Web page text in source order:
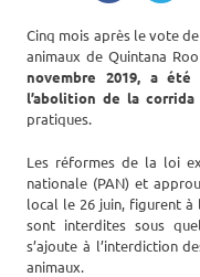
Cinq mois après le vote
animaux de Quintana
novembre 2019, a
l’abolition de la
pratiques.
Les réformes de la loi
nationale (PAN) et
local le 26 juin, figurent à
sont interdites sous
s’ajoute à l’interdiction
animaux.